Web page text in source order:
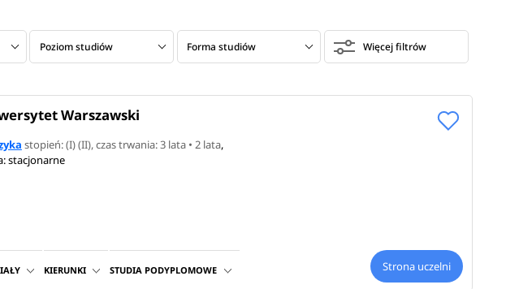
Poziom studiów Forma studiów Więcej filtrów
Warszawski
stopień: (I) (II), czas trwania: 3 lata • 2 lata,
stacjonarne
KIERUNKI STUDIA PODYPLOMOWE Strona uczelni